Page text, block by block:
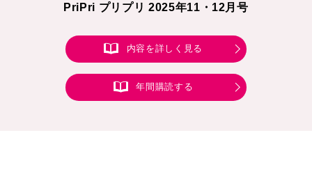
PriPri プリプリ 2025年11・12月号
内容を詳しく見る
年間購読する